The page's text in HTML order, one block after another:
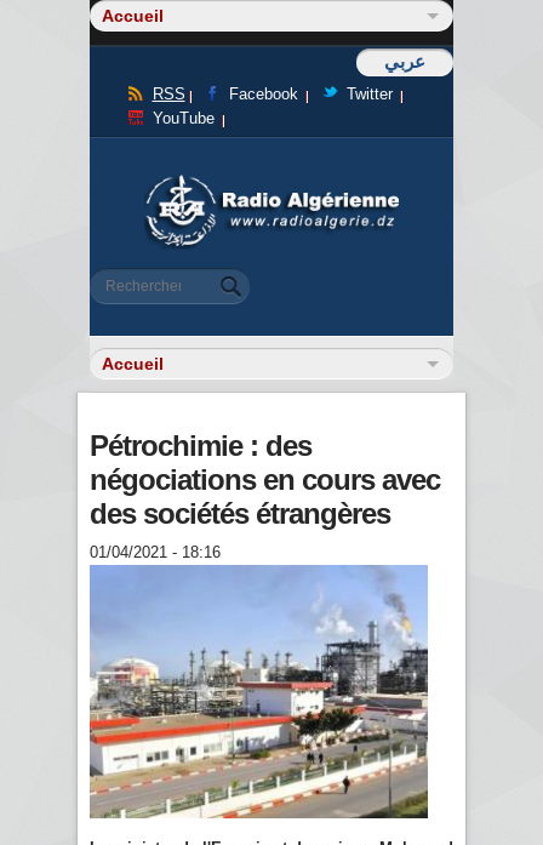
عربي
RSS Facebook
Twitter
YouTube
Formulaire de recherche
Rechercher
Pétrochimie : des
négociations en cours avec
des sociétés étrangères
01/04/2021 - 18:16